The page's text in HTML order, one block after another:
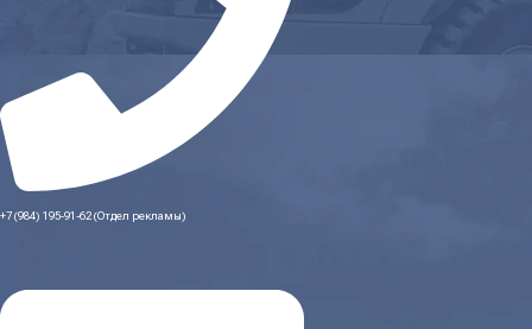
+7 (984) 195-91-62 (Отдел рекламы)